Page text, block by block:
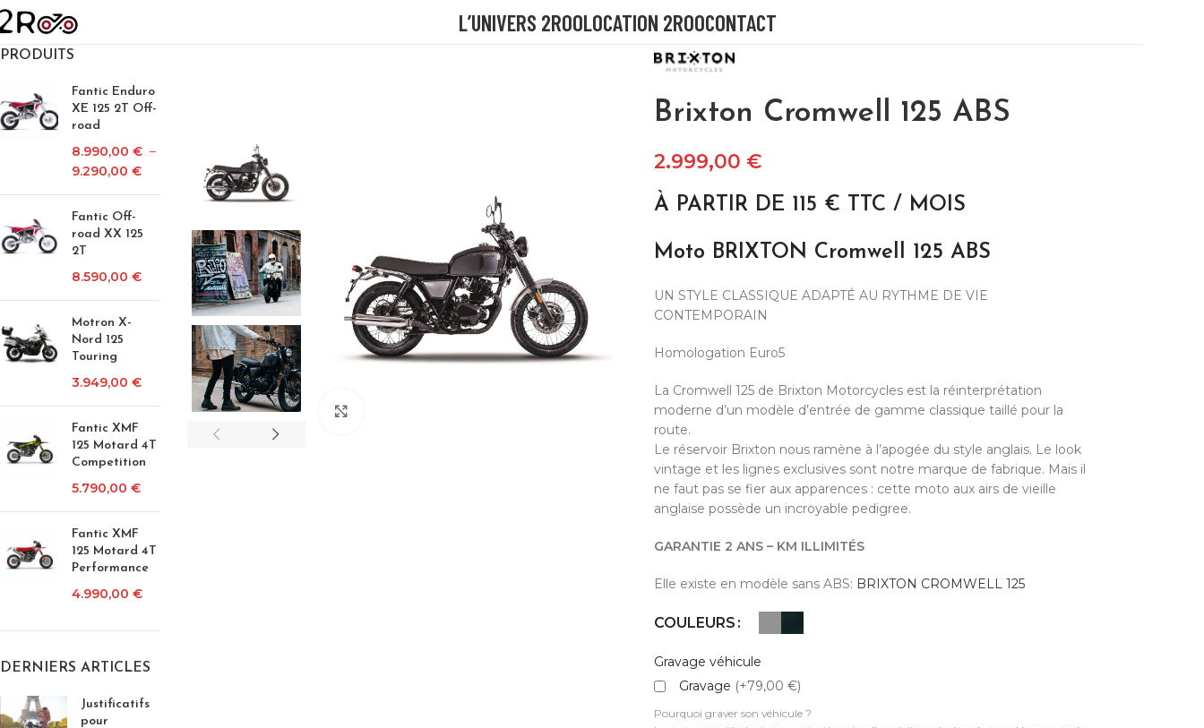
L’UNIVERS 2ROOLOCATION 2ROOCONTACT
PRODUITS
Fantic Enduro
XE 125 2T Off-
road
8.990,00 € –
9.290,00 €
Fantic Off-
road XX 125
2T
8.590,00 €
Motron X-
Nord 125
Touring
3.949,00 €
Fantic XMF
125 Motard 4T
Competition
5.790,00 €
Fantic XMF
125 Motard 4T
Performance
4.990,00 €
DERNIERS ARTICLES
Justificatifs
pour
Brixton Cromwell 125 ABS
2.999,00 €
À PARTIR DE 115 € TTC / MOIS
Moto BRIXTON Cromwell 125 ABS
UN STYLE CLASSIQUE ADAPTÉ AU RYTHME DE VIE
CONTEMPORAIN
Homologation Euro5
La Cromwell 125 de Brixton Motorcycles est la réinterprétation
moderne d’un modèle d’entrée de gamme classique taillé pour la
route.
Le réservoir Brixton nous ramène à l’apogée du style anglais. Le look
vintage et les lignes exclusives sont notre marque de fabrique. Mais il
ne faut pas se fier aux apparences : cette moto aux airs de vieille
anglaise possède un incroyable pedigree.
GARANTIE 2 ANS – KM ILLIMITÉS
Elle existe en modèle sans ABS: BRIXTON CROMWELL 125
COULEURS
Gravage véhicule
Gravage (+79,00 €)
Pourquoi graver son véhicule ?